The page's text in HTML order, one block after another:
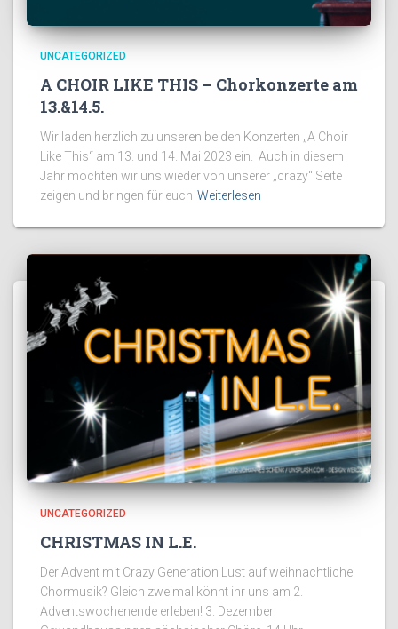
UNCATEGORIZED
A CHOIR LIKE THIS – Chorkonzerte am
13.&14.5.
Wir laden herzlich zu unseren beiden Konzerten „A Choir
Like This“ am 13. und 14. Mai 2023 ein. Auch in diesem
Jahr möchten wir uns wieder von unserer „crazy“ Seite
zeigen und bringen für euch Weiterlesen
UNCATEGORIZED
CHRISTMAS IN L.E.
Der Advent mit Crazy Generation Lust auf weihnachtliche
Chormusik? Gleich zweimal könnt ihr uns am 2.
Adventswochenende erleben! 3. Dezember: